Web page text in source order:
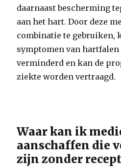
daarnaast bescherming
aan het hart. Door deze
combinatie te gebruiken,
symptomen van
verminderd en kan de
ziekte worden vertraagd.
Waar kan ik
aanschaffen die
zijn zonder